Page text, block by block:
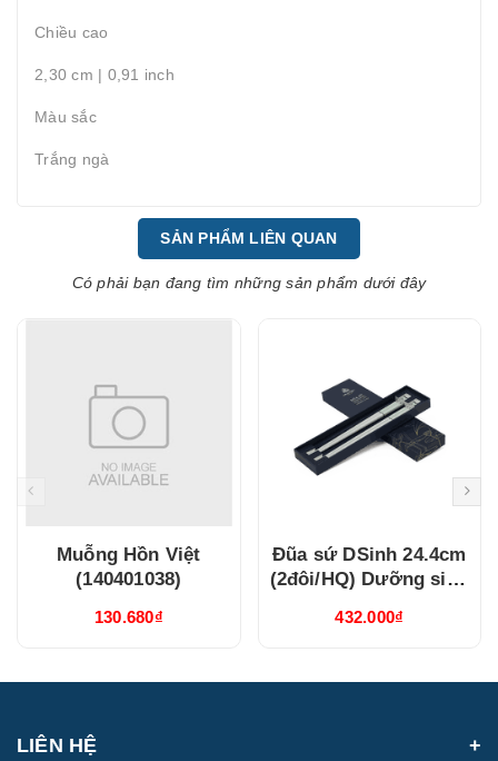
Chiều cao
2,30 cm | 0,91 inch
Màu sắc
Trắng ngà
SẢN PHẨM LIÊN QUAN
Có phải bạn đang tìm những sản phẩm dưới đây
Muỗng Hồn Việt
(140401038)
130.680₫
Đũa sứ DSinh 24.4cm
(2đôi/HQ) Dưỡng sinh
(212478XLP02Q)
432.000₫
LIÊN HỆ